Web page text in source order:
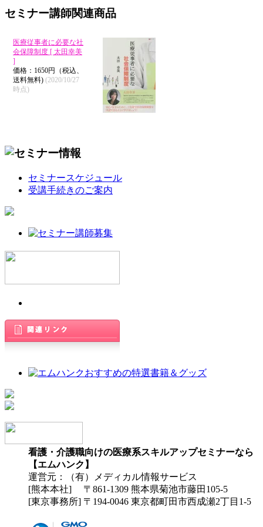
セミナー講師関連商品
医療従事者に必要な社
会保障制度 [ 太田幸美
]
価格：1650円（税込、
送料無料) (2020/10/27
時点)
セミナースケジュール
受講手続きのご案内
看護・介護職向けの医療系スキルアップセミナーなら
【エムハンク】
運営元：（有）メディカル情報サービス
[熊本本社] 〒861-1309 熊本県菊池市藤田105-5
[東京事務所] 〒194-0046 東京都町田市西成瀬2丁目1-5